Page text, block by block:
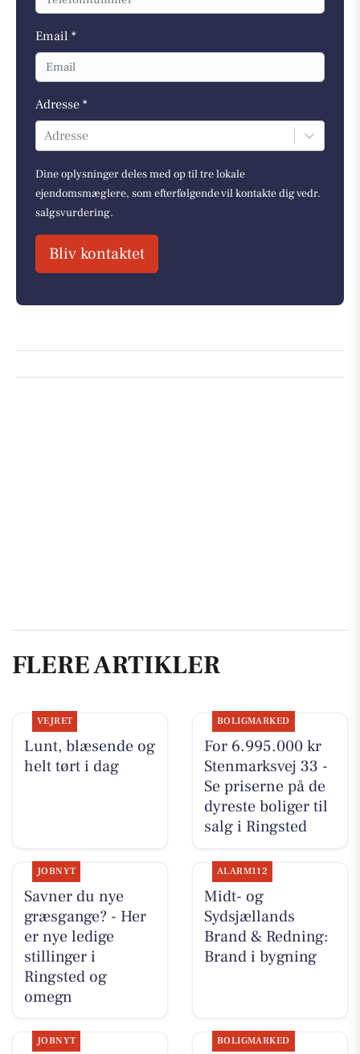
Email *
Adresse *
Adresse
Dine oplysninger deles med op til tre lokale
ejendomsmæglere, som efterfølgende vil kontakte dig vedr.
salgsvurdering.
Bliv kontaktet
FLERE ARTIKLER
VEJRET
Lunt, blæsende og
helt tørt i dag
BOLIGMARKED
For 6.995.000 kr
Stenmarksvej 33 -
Se priserne på de
dyreste boliger til
salg i Ringsted
JOBNYT
Savner du nye
græsgange? - Her
er nye ledige
stillinger i
Ringsted og
omegn
ALARM112
Midt- og
Sydsjællands
Brand & Redning:
Brand i bygning
JOBNYT BOLIGMARKED